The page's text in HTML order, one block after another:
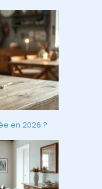
en 2026 ?